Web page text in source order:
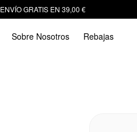
ENVÍO GRATIS EN 39,00 €
Sobre Nosotros Rebajas